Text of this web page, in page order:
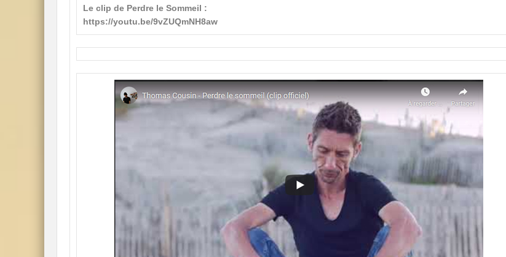
Le clip de Perdre le Sommeil :
https://youtu.be/9vZUQmNH8aw